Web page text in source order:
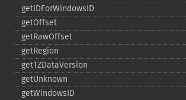
getIDForWindowsID
getOffset
getRawOffset
getRegion
getTZDataVersion
getUnknown
getWindowsID